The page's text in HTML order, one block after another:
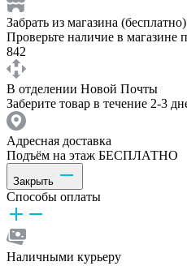
Забрать из магазина (бесплатно)
Проверьте наличие в магазине
842
В отделении Новой Почты
Заберите товар в течение 2-3
Адресная доставка
Подъём на этаж БЕСПЛАТНО
Закрыть
Способы оплаты
Наличными курьеру